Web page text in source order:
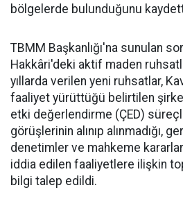
bölgelerde bulunduğunu
TBMM Başkanlığı'na sunulan
Hakkâri'deki aktif maden
yıllarda verilen yeni ruhsatlar,
faaliyet yürüttüğü belirtilen
etki değerlendirme (ÇED)
görüşlerinin alınıp alınmadığı,
denetimler ve mahkeme
iddia edilen faaliyetlere ilişkin
bilgi talep edildi.